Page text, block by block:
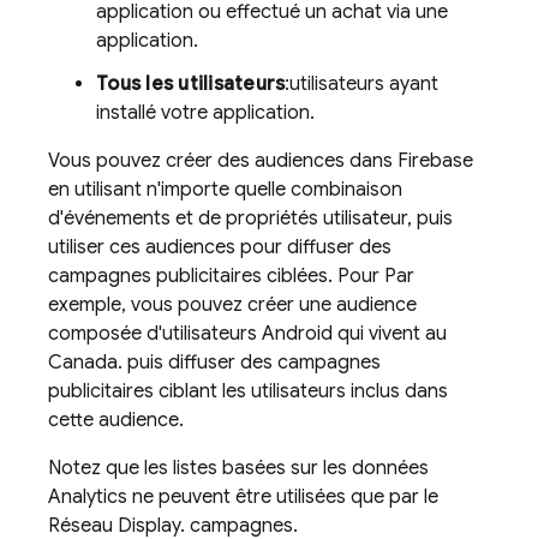
application ou effectué un achat via une
application.
Tous les utilisateurs:utilisateurs ayant
installé votre application.
Vous pouvez créer des audiences dans Firebase
en utilisant n'importe quelle combinaison
d'événements et de propriétés utilisateur, puis
utiliser ces audiences pour diffuser des
campagnes publicitaires ciblées. Pour Par
exemple, vous pouvez créer une audience
composée d'utilisateurs Android qui vivent au
Canada. puis diffuser des campagnes
publicitaires ciblant les utilisateurs inclus dans
cette audience.
Notez que les listes basées sur les données
Analytics ne peuvent être utilisées que par le
Réseau Display. campagnes.